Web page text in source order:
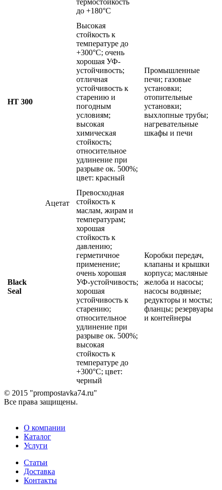
до +180°C
HT 300
Ацетат
Высокая
стойкость к
температуре до
+300°C; очень
хорошая УФ-
устойчивость;
отличная
устойчивость к
старению и
погодным
условиям;
высокая
химическая
стойкость;
относительное
удлинение при
разрыве ок. 500%;
цвет: красный
Промышленные
печи; газовые
установки;
отопительные
установки;
выхлопные трубы;
нагревательные
шкафы и печи
Black
Seal
Превосходная
стойкость к
маслам, жирам и
температурам;
хорошая
стойкость к
давлению;
герметичное
применение;
очень хорошая
УФ-устойчивость;
хорошая
устойчивость к
старению;
относительное
удлинение при
разрыве ок. 500%;
высокая
стойкость к
температуре до
+300°C; цвет:
черный
Коробки передач,
клапаны и крышки
корпуса; масляные
желоба и насосы;
насосы водяные;
редукторы и мосты;
фланцы; резервуары
и контейнеры
© 2015 "prompostavka74.ru"
Все права защищены.
О компании
Каталог
Услуги
Статьи
Доставка
Контакты